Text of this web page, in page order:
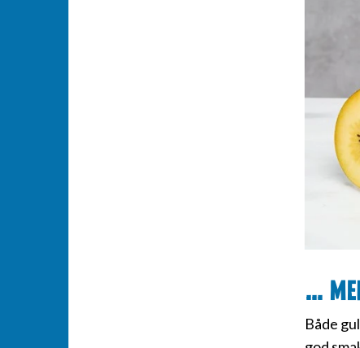
...
Både